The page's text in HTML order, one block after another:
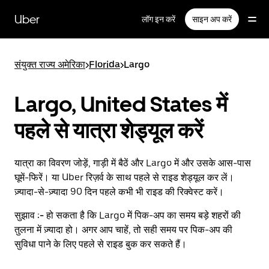
सामग्री
पर
Uber लॉग इन करें साइन अप करें
संयुक्त राज्य अमेरिका>Florida>Largo
Largo, United States में
पहले से यात्रा शेड्यूल करें
यात्रा का विवरण जोड़ें, गाड़ी में बैठें और Largo में और उसके आस-पास
घूमें-फिरें। या Uber रिज़र्व के साथ पहले से राइड शेड्यूल कर लें।
ज़्यादा-से-ज़्यादा 90 दिन पहले कभी भी राइड की रिक्वेस्ट करें।
सुझाव :-हो सकता है कि Largo में पिक-अप का समय बड़े शहरों की
तुलना में ज़्यादा हो। अगर आप चाहें, तो सही समय पर पिक-अप की
सुविधा पाने के लिए पहले से राइड बुक कर सकते हैं।